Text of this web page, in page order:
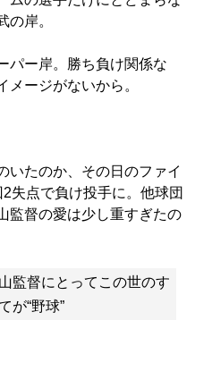
の岸。
パー岸。勝ち負け関係な
メージがないから。
たのか、その日のファイ
失点で負け投手に。他球団
監督の愛は少し重すぎたの
監督にとってこの世のす
が“野球”